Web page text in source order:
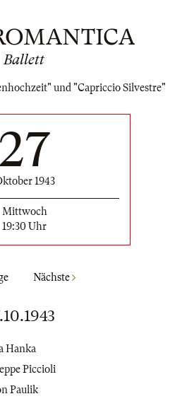
Ballett
und "Capriccio Silvestre"
27
1943
Mittwoch
19:30 Uhr
Nächste
Hanka
Piccioli
Paulik